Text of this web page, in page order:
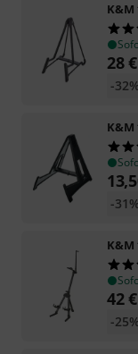
K&M
28€
-32%
K&M
-31%
K&M
42€
-25%